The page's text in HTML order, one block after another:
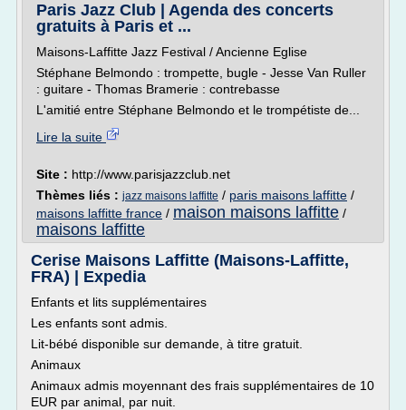
Paris Jazz Club | Agenda des concerts
gratuits à Paris et ...
Maisons-Laffitte Jazz Festival / Ancienne Eglise
Stéphane Belmondo : trompette, bugle - Jesse Van Ruller
: guitare - Thomas Bramerie : contrebasse
L'amitié entre Stéphane Belmondo et le trompétiste de...
Lire la suite
Site : http://www.parisjazzclub.net
Thèmes liés : jazz maisons laffitte / paris maisons laffitte /
maisons laffitte france / maison maisons laffitte /
maisons laffitte
Cerise Maisons Laffitte (Maisons-Laffitte,
FRA) | Expedia
Enfants et lits supplémentaires
Les enfants sont admis.
Lit-bébé disponible sur demande, à titre gratuit.
Animaux
Animaux admis moyennant des frais supplémentaires de 10
EUR par animal, par nuit.